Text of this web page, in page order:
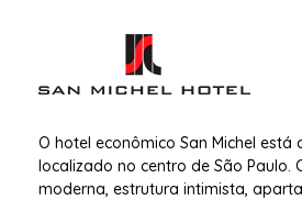
O hotel econômico San Michel está
localizado no centro de São Paulo.
moderna, estrutura intimista,